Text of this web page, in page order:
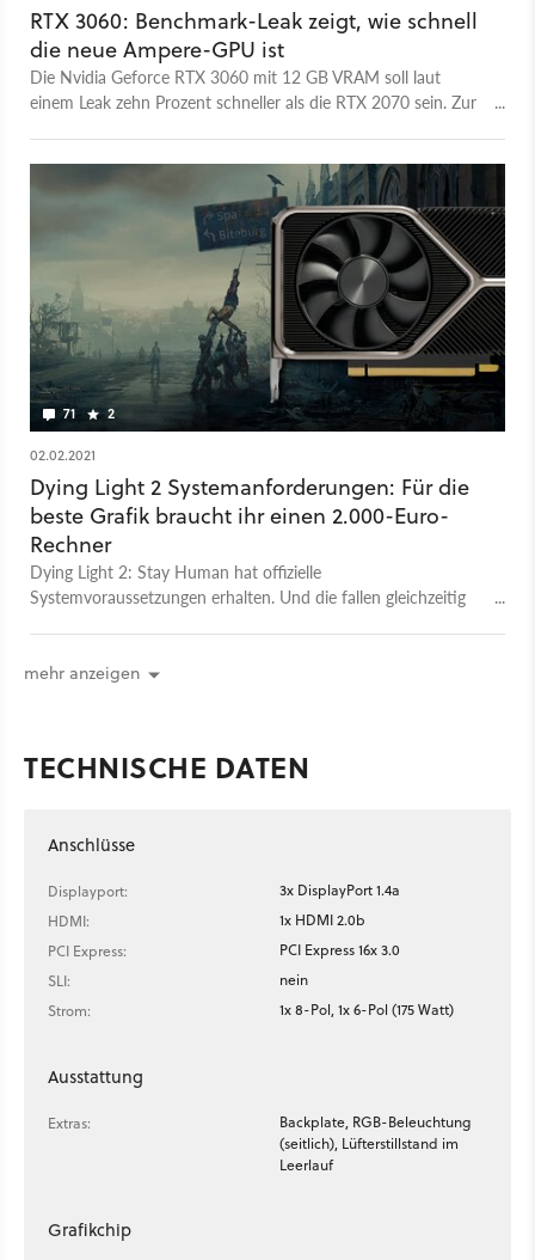
RTX 3060: Benchmark-Leak zeigt, wie schnell
die neue Ampere-GPU ist
Die Nvidia Geforce RTX 3060 mit 12 GB VRAM soll laut
einem Leak zehn Prozent schneller als die RTX 2070 sein. Zur
71 2
02.02.2021
Dying Light 2 Systemanforderungen: Für die
beste Grafik braucht ihr einen 2.000-Euro-
Rechner
Dying Light 2: Stay Human hat offizielle
Systemvoraussetzungen erhalten. Und die fallen gleichzeitig
mehr anzeigen
TECHNISCHE DATEN
Anschlüsse
Displayport:
3x DisplayPort 1.4a
HDMI:
1x HDMI 2.0b
PCI Express:
PCI Express 16x 3.0
SLI:
nein
Strom:
1x 8-Pol, 1x 6-Pol (175 Watt)
Ausstattung
Extras:
Backplate, RGB-Beleuchtung
(seitlich), Lüfterstillstand im
Leerlauf
Grafikchip